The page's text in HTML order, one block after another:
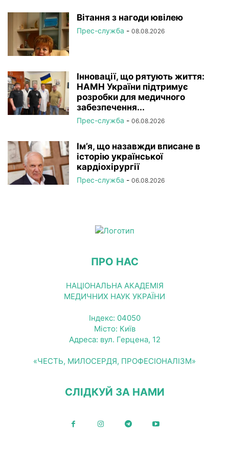
Вітання з нагоди ювілею
Прес-служба - 08.08.2026
Інновації, що рятують життя:
НАМН України підтримує
розробки для медичного
забезпечення...
Прес-служба - 06.08.2026
Ім’я, що назавжди вписане в
історію української
кардіохірургії
Прес-служба - 06.08.2026
ПРО НАС
НАЦІОНАЛЬНА АКАДЕМІЯ
МЕДИЧНИХ НАУК УКРАЇНИ
Індекс: 04050
Місто: Київ
Адреса: вул. Герцена, 12
«ЧЕСТЬ, МИЛОСЕРДЯ, ПРОФЕСІОНАЛІЗМ»
СЛІДКУЙ ЗА НАМИ